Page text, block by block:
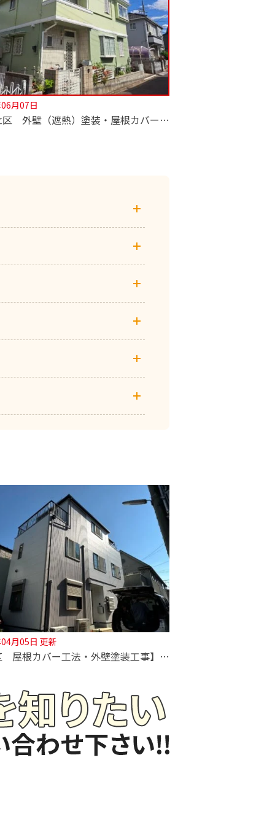
月07日
【足立区 外壁（遮熱）塗装・屋根カバー工法工事】深井塗装はカバー工法も専門！
月05日 更新
【北区 屋根カバー工法・外壁塗装工事】★5棟連続塗装完工動画有★程よい艶感の3部艶塗料使用！